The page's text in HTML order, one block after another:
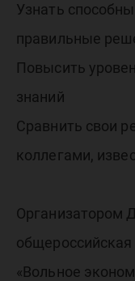
Узнать
правильные
Повысить
знаний
Сравнить свои
коллегами,
Организатором
«Вольное